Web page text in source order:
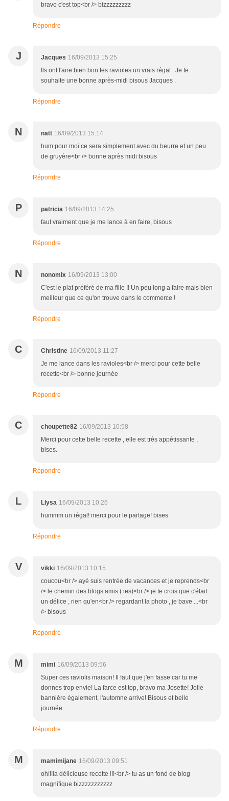
bravo c'est top<br /> bizzzzzzzzz
Répondre
J Jacques 16/09/2013 15:25
Ils ont l'aire bien bon tes ravioles un vrais régal . Je te
souhaite une bonne après-midi bisous Jacques .
Répondre
N natt 16/09/2013 15:14
hum pour moi ce sera simplement avec du beurre et un peu
de gruyère<br /> bonne après midi bisous
Répondre
P patricia 16/09/2013 14:25
faut vraiment que je me lance à en faire, bisous
Répondre
N nonomix 16/09/2013 13:00
C'est le plat préféré de ma fille !! Un peu long a faire mais bien
meilleur que ce qu'on trouve dans le commerce !
Répondre
C Christine 16/09/2013 11:27
Je me lance dans les ravioles<br /> merci pour cette belle
recette<br /> bonne journée
Répondre
C choupette82 16/09/2013 10:58
Merci pour cette belle recette , elle est très appétissante ,
bises.
Répondre
L Llysa 16/09/2013 10:26
hummm un régal! merci pour le partage! bises
Répondre
V vikki 16/09/2013 10:15
coucou<br /> ayé suis rentrée de vacances et je reprends<br
/> le chemin des blogs amis ( ies)<br /> je te crois que c'était
un délice , rien qu'en<br /> regardant la photo , je bave ...<br
/> bisous
Répondre
M mimi 16/09/2013 09:56
Super ces raviolis maison! Il faut que j'en fasse car tu me
donnes trop envie! La farce est top, bravo ma Josette! Jolie
bannière également, l'automne arrive! Bisous et belle
journée.
Répondre
M mamimijane 16/09/2013 09:51
oh!!!la délicieuse recette !!!<br /> tu as un fond de blog
magnifique bizzzzzzzzzzz